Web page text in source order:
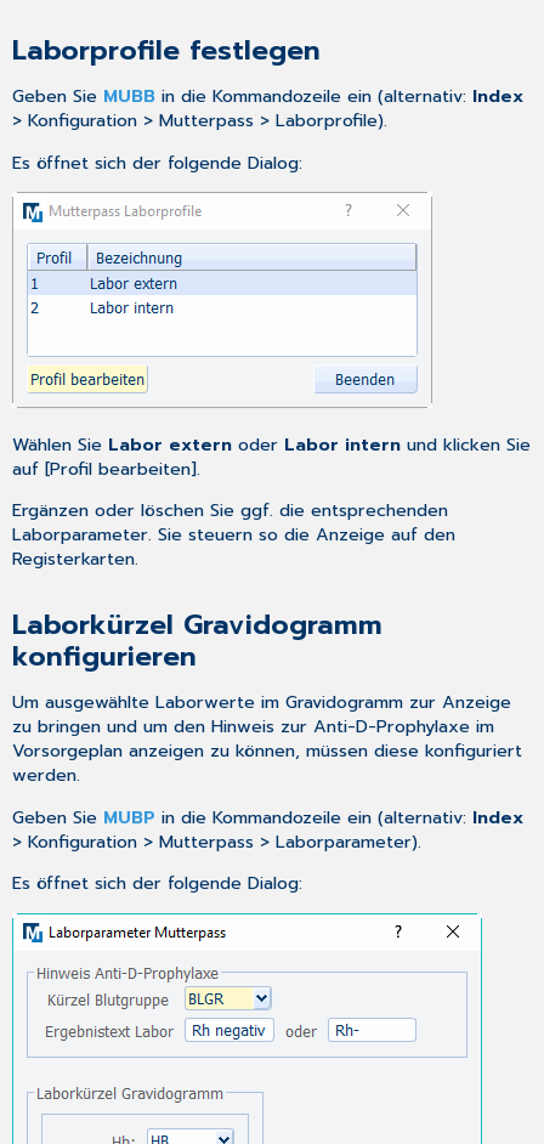
Laborprofile festlegen
Geben Sie MUBB in die Kommandozeile ein (alternativ: Index
> Konfiguration > Mutterpass > Laborprofile).
Es öffnet sich der folgende Dialog:
Wählen Sie Labor extern oder Labor intern und klicken Sie
auf [Profil bearbeiten].
Ergänzen oder löschen Sie ggf. die entsprechenden
Laborparameter. Sie steuern so die Anzeige auf den
Registerkarten.
Laborkürzel Gravidogramm
konfigurieren
Um ausgewählte Laborwerte im Gravidogramm zur Anzeige
zu bringen und um den Hinweis zur Anti-D-Prophylaxe im
Vorsorgeplan anzeigen zu können, müssen diese konfiguriert
werden.
Geben Sie MUBP in die Kommandozeile ein (alternativ: Index
> Konfiguration > Mutterpass > Laborparameter).
Es öffnet sich der folgende Dialog: